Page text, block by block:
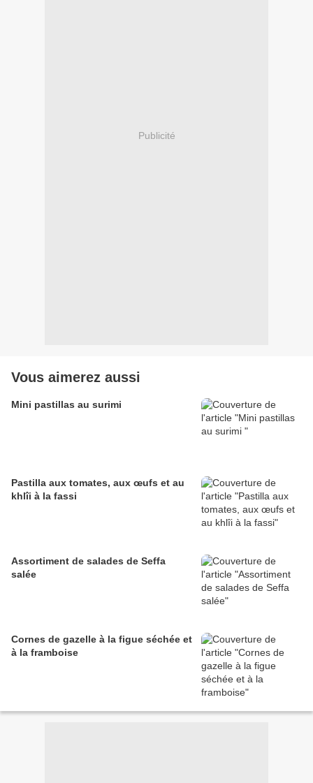
Publicité
Vous aimerez aussi
Mini pastillas au surimi
Pastilla aux tomates, aux œufs et au
khlîi à la fassi
Assortiment de salades de Seffa
salée
Cornes de gazelle à la figue séchée et
à la framboise